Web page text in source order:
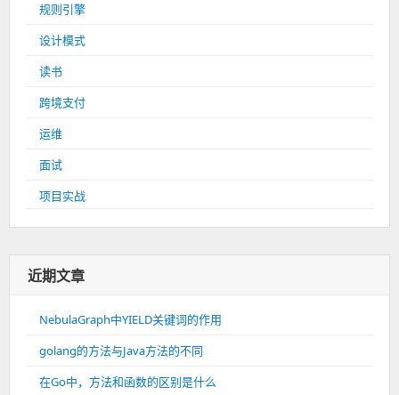
规则引擎
设计模式
读书
跨境支付
运维
面试
项目实战
近期文章
NebulaGraph中YIELD关键词的作用
golang的方法与Java方法的不同
在Go中，方法和函数的区别是什么